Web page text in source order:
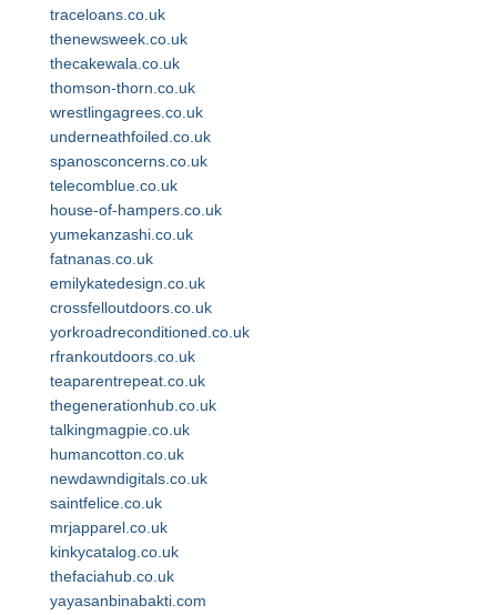
traceloans.co.uk
thenewsweek.co.uk
thecakewala.co.uk
thomson-thorn.co.uk
wrestlingagrees.co.uk
underneathfoiled.co.uk
spanosconcerns.co.uk
telecomblue.co.uk
house-of-hampers.co.uk
yumekanzashi.co.uk
fatnanas.co.uk
emilykatedesign.co.uk
crossfelloutdoors.co.uk
yorkroadreconditioned.co.uk
rfrankoutdoors.co.uk
teaparentrepeat.co.uk
thegenerationhub.co.uk
talkingmagpie.co.uk
humancotton.co.uk
newdawndigitals.co.uk
saintfelice.co.uk
mrjapparel.co.uk
kinkycatalog.co.uk
thefaciahub.co.uk
yayasanbinabakti.com